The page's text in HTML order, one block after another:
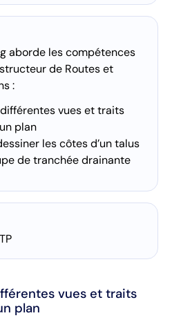
aborde les compétences
de Routes et
:
vues et traits
plan
les côtes d’un talus
de tranchée drainante
vues et traits
plan